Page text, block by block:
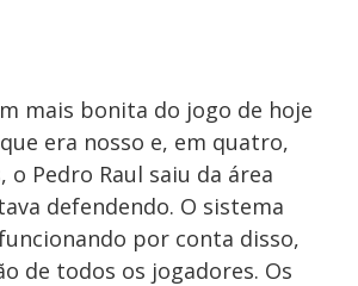
mais bonita do jogo de hoje
era nosso e, em quatro,
o Pedro Raul saiu da área
defendendo. O sistema
por conta disso,
de todos os jogadores. Os